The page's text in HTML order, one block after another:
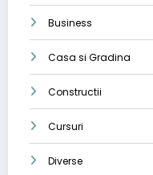
Business
Casa si Gradina
Constructii
Cursuri
Diverse